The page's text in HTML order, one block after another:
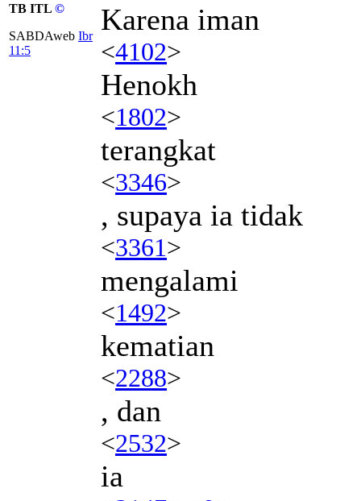
TB ITL ©
SABDAweb Ibr
11:5
Karena iman
<4102>
Henokh
<1802>
terangkat
<3346>
, supaya ia tidak
<3361>
mengalami
<1492>
kematian
<2288>
, dan
<2532>
ia